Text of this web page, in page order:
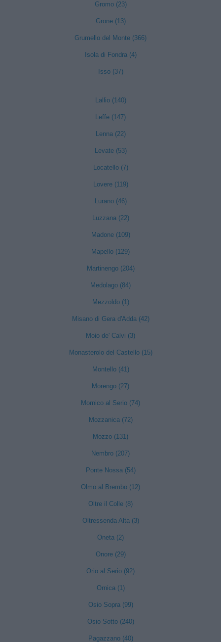
Gromo (23)
Grone (13)
Grumello del Monte (366)
Isola di Fondra (4)
Isso (37)
Lallio (140)
Leffe (147)
Lenna (22)
Levate (53)
Locatello (7)
Lovere (119)
Lurano (46)
Luzzana (22)
Madone (109)
Mapello (129)
Martinengo (204)
Medolago (84)
Mezzoldo (1)
Misano di Gera d'Adda (42)
Moio de' Calvi (3)
Monasterolo del Castello (15)
Montello (41)
Morengo (27)
Mornico al Serio (74)
Mozzanica (72)
Mozzo (131)
Nembro (207)
Ponte Nossa (54)
Olmo al Brembo (12)
Oltre il Colle (8)
Oltressenda Alta (3)
Oneta (2)
Onore (29)
Orio al Serio (92)
Ornica (1)
Osio Sopra (99)
Osio Sotto (240)
Pagazzano (40)